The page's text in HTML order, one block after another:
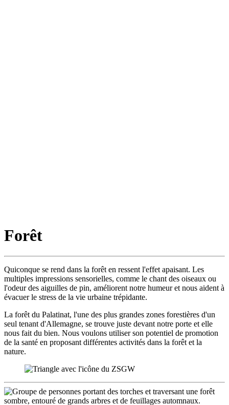
Forêt
Quiconque se rend dans la forêt en ressent l'effet apaisant. Les
multiples impressions sensorielles, comme le chant des oiseaux ou
l'odeur des aiguilles de pin, améliorent notre humeur et nous aident à
évacuer le stress de la vie urbaine trépidante.
La forêt du Palatinat, l'une des plus grandes zones forestières d'un
seul tenant d'Allemagne, se trouve juste devant notre porte et elle
nous fait du bien. Nous voulons utiliser son potentiel de promotion
de la santé en proposant différentes activités dans la forêt et la
nature.